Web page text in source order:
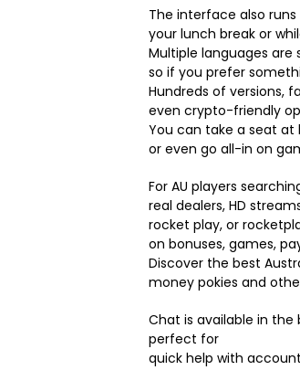
The interface also
your lunch break or
Multiple languages
so if you prefer
Hundreds of versions,
even crypto-friendly
You can take a seat
or even go all-in on
For AU players
real dealers, HD
rocket play, or
on bonuses, games,
Discover the best
money pokies and
Chat is available in
perfect for
quick help with